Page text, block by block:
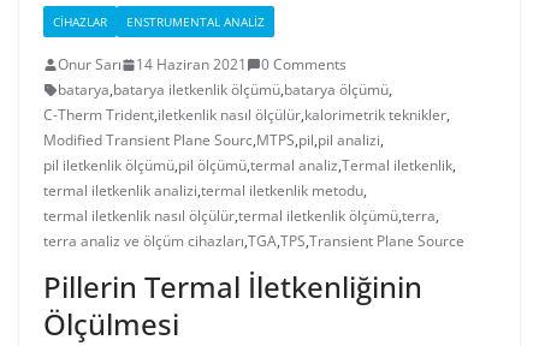
CIHAZLAR ENSTRUMENTAL ANALIZ
Onur Sarı 14 Haziran 2021
0 Comments
batarya,batarya iletkenlik ölçümü,batarya ölçümü,
C-Therm Trident,iletkenlik nasıl ölçülür,kalorimetrik teknikler,
Modified Transient Plane Sourc,MTPS,pil,pil analizi,
pil iletkenlik ölçümü,pil ölçümü,termal analiz,Termal iletkenlik,
termal iletkenlik analizi,termal iletkenlik metodu,
termal iletkenlik nasıl ölçülür,termal iletkenlik ölçümü,terra,
terra analiz ve ölçüm cihazları,TGA,TPS,Transient Plane Source
Pillerin Termal İletkenliğinin
Ölçülmesi